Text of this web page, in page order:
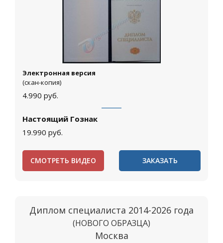
Электронная версия
(скан-копия)
4.990 руб.
Настоящий Гознак
19.990 руб.
СМОТРЕТЬ ВИДЕО ЗАКАЗАТЬ
Диплом специалиста 2014-2026 года
(НОВОГО ОБРАЗЦА)
Москва